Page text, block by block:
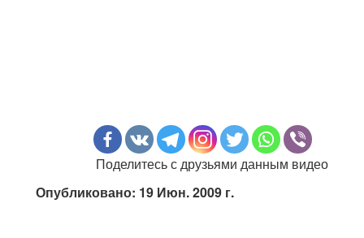
Поделитесь с друзьями данным видео
Опубликовано: 19 Июн. 2009 г.